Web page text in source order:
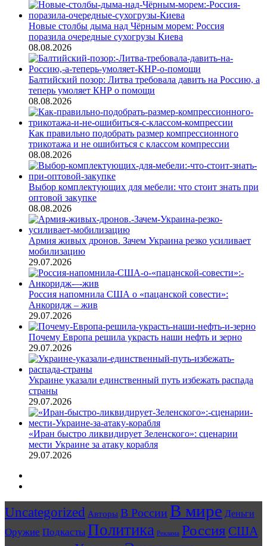
Новые столбы дыма над Чёрным морем: Россия
поразила очередные сухогрузы Киева
08.08.2026
Балтийский позор: Литва требовала давить на Россию, а
теперь умоляет КНР о помощи
08.08.2026
Как правильно подобрать размер компрессионного
трикотажа и не ошибиться с классом компрессии
08.08.2026
Выбор комплектующих для мебели: что стоит знать при
оптовой закупке
08.08.2026
Армия живых дронов. Зачем Украина резко усиливает
мобилизацию
29.07.2026
Россия напомнила США о «пацанской совести»:
Анкоридж – жив
29.07.2026
Почему Европа решила украсть наши нефть и зерно
29.07.2026
Украине указали единственный путь избежать распада
страны
29.07.2026
«Иран быстро ликвидирует Зеленского»: сценарии
мести Украине за атаку корабля
29.07.2026
Uncategorized Авторы В России В мире Деньги
Оружие Подкасты Политика Реклама Россия США